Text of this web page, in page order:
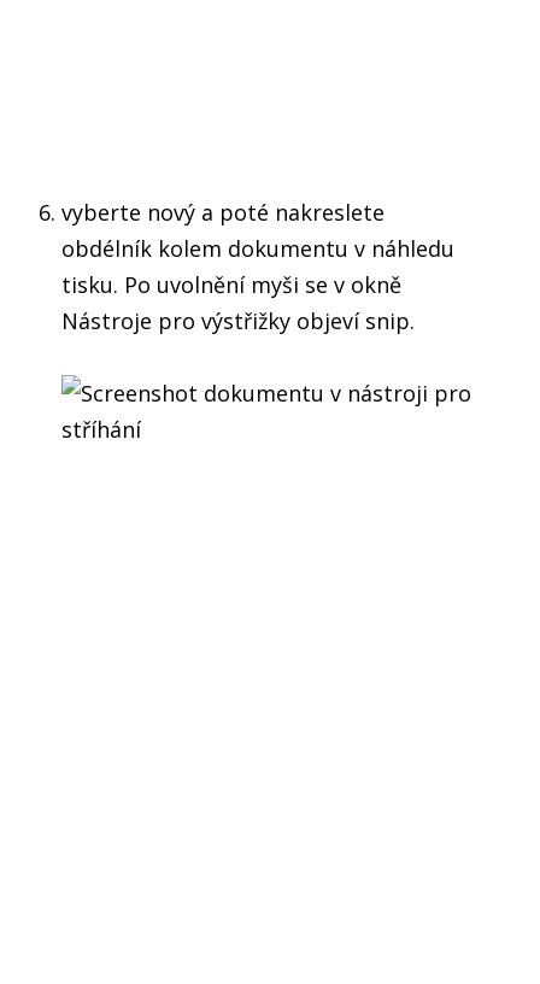
vyberte nový a poté nakreslete
obdélník kolem dokumentu v náhledu
tisku. Po uvolnění myši se v okně
Nástroje pro výstřižky objeví snip.